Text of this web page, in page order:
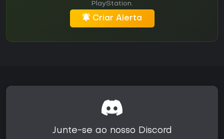
PlayStation.
Criar Alerta
Junte-se ao nosso Discord